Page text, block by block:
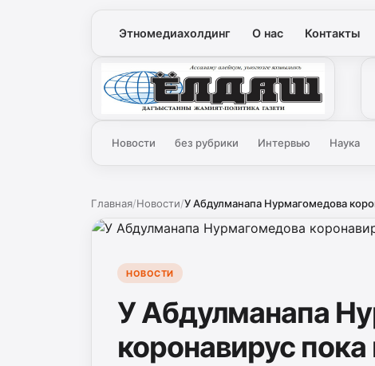
Этномедиахолдинг О нас Контакты
Ёлдаш
Новости без рубрики Интервью Наука
Главная/Новости/У Абдулманапа Нурмагомедова
НОВОСТИ
У Абдулманапа
коронавирус